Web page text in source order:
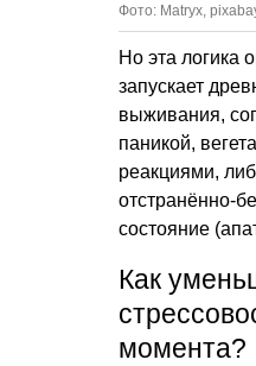
Фото: Matryx,
Но эта логика
запускает
выживания,
паникой,
реакциями,
отстранённо-
состояние
Как
момента?